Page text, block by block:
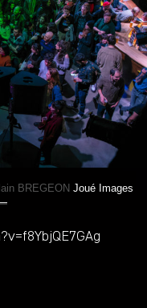
BREGEON Joué Images